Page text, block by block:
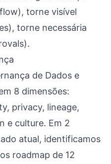
torne visível
torne necessária
de Dados e
8 dimensões:
privacy, lineage,
e culture. Em 2
atual, identificamos
roadmap de 12